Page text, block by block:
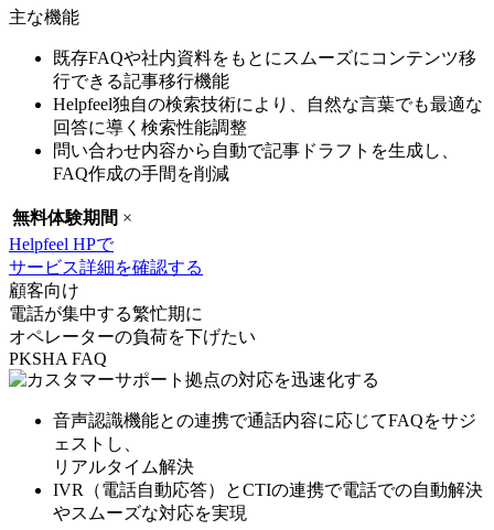
主な機能
既存FAQや社内資料をもとにスムーズにコンテンツ移
行できる記事移行機能
Helpfeel独自の検索技術により、自然な言葉でも最適な
回答に導く検索性能調整
問い合わせ内容から自動で記事ドラフトを生成し、
FAQ作成の手間を削減
無料体験期間 ×
Helpfeel HPで
サービス詳細を確認する
顧客向け
電話が集中する繁忙期に
オペレーターの負荷を下げたい
PKSHA FAQ
音声認識機能との連携で通話内容に応じてFAQをサジ
ェスト し、
リアルタイム解決
IVR（電話自動応答）とCTIの連携で電話での自動解決
やスムーズな対応を実現